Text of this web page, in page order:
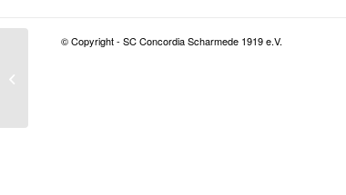
© Copyright - SC Concordia Scharmede 1919 e.V.